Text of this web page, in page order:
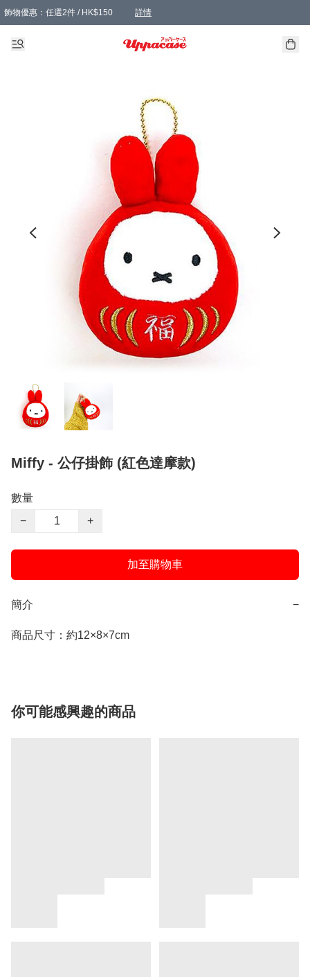
飾物優惠：任選2件 / HK$150 詳情
髮飾優惠：任選2件 / HK$100 詳情
精選襪子優惠：任選3對 / HK$115 詳情
滿額免運：本地訂單滿港幣350元可享免運費優惠
Miffy - 公仔掛飾 (紅色達摩款)
數量
−
+
加至購物車
簡介 −
商品尺寸：約12×8×7cm
你可能感興趣的商品